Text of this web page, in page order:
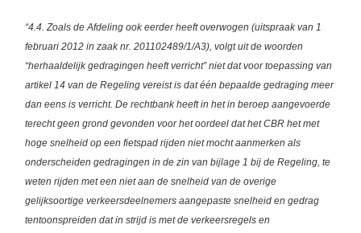
“4.4. Zoals de Afdeling ook eerder heeft overwogen (uitspraak van 1
februari 2012 in zaak nr. 201102489/1/A3), volgt uit de woorden
“herhaaldelijk gedragingen heeft verricht” niet dat voor toepassing van
artikel 14 van de Regeling vereist is dat één bepaalde gedraging meer
dan eens is verricht. De rechtbank heeft in het in beroep aangevoerde
terecht geen grond gevonden voor het oordeel dat het CBR het met
hoge snelheid op een fietspad rijden niet mocht aanmerken als
onderscheiden gedragingen in de zin van bijlage 1 bij de Regeling, te
weten rijden met een niet aan de snelheid van de overige
gelijksoortige verkeersdeelnemers aangepaste snelheid en gedrag
tentoonspreiden dat in strijd is met de verkeersregels en